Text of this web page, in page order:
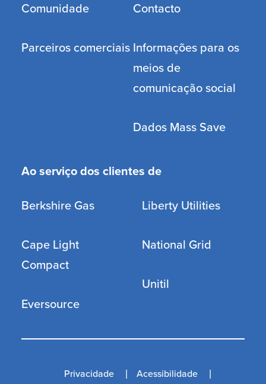
Comunidade
Parceiros comerciais
Contacto
Informações para os
meios de
comunicação social
Dados Mass Save
Ao serviço dos clientes de
Berkshire Gas
Cape Light
Compact
Eversource
Liberty Utilities
National Grid
Unitil
Privacidade Acessibilidade